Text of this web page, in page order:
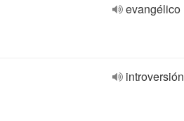
evangélico
introversión